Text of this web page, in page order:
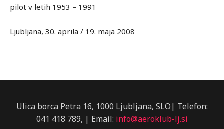
pilot v letih 1953 – 1991
Ljubljana, 30. aprila / 19. maja 2008
Ulica borca Petra 16, 1000 Ljubljana, SLO| Telefon:
041 418 789, | Email: info@aeroklub-lj.si